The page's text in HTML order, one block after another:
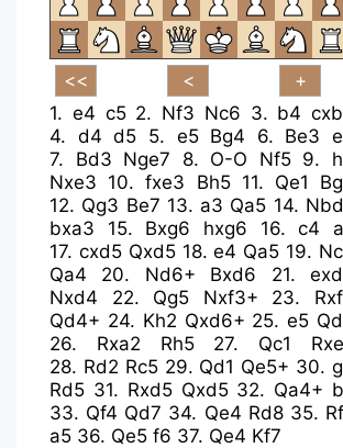
1. e4 c5 2. Nf3 Nc6 3. b4
4. d4 d5 5. e5 Bg4 6. Be3
7. Bd3 Nge7 8. O-O Nf5 9.
Nxe3 10.fxe3 Bh5 11. Qe1
12. Qg3 Be7 13. a3 Qa5 14.
bxa3
15. Bxg6 hxg6 16.c4
17. cxd5 Qxd5 18.e4 Qa5 19.
Qa4
20. Nd6+ Bxd6 21.
Nxd4
22. Qg5 Nxf3+ 23.
Qd4+ 24. Kh2 Qxd6+ 25.e5
26. Rxa2 Rh5 27. Qc1
28. Rd2 Rc5 29. Qd1 Qe5+ 30.
Rd5 31. Rxd5 Qxd5 32. Qa4+
33. Qf4 Qd7 34. Qe4 Rd8 35.
a5 36. Qe5 f6 37. Qe4 Kf7